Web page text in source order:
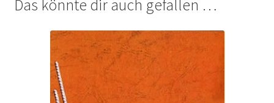
Das könnte dir auch gefallen …